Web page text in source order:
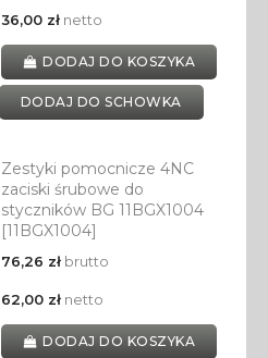
36,00 złnetto
DODAJ DO KOSZYKA
DODAJ DO SCHOWKA
Zestyki pomocnicze 4NC
zaciski śrubowe do
styczników BG 11BGX1004
[11BGX1004]
76,26 złbrutto
62,00 złnetto
DODAJ DO KOSZYKA